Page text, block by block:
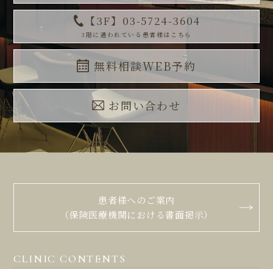
【3F】03-5724-3604
3階に通われている患者様はこちら
無料相談WEB予約
お問い合わせ
患者様へのご案内
（保険医療機関における書面掲示）
CLINIC CONTENTS